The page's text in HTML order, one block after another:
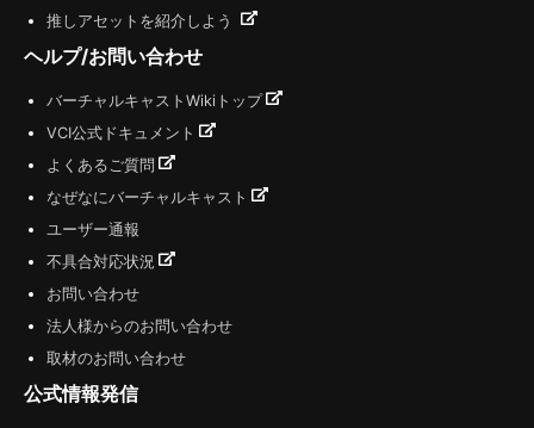
推しアセットを紹介しよう
ヘルプ/お問い合わせ
バーチャルキャストWikiトップ
VCI公式ドキュメント
よくあるご質問
なぜなにバーチャルキャスト
ユーザー通報
不具合対応状況
お問い合わせ
法人様からのお問い合わせ
取材のお問い合わせ
公式情報発信